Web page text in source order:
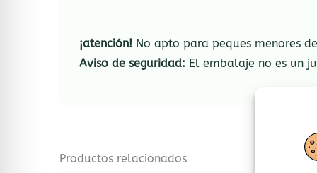
¡atención! No apto para peques menores
Aviso de seguridad: El embalaje no es un
Productos relacionados